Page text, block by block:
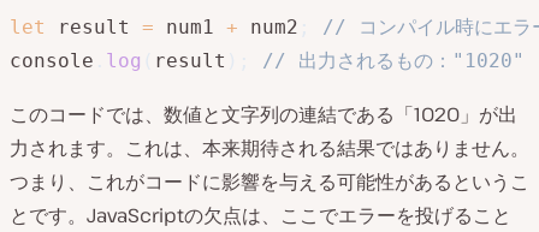
let result = num1 + num2
// コンパイル時にエラ
console
log result // 出力されるもの："1020"
このコードでは、数値と文字列の連結である「1020」が出
力されます。これは、本来期待される結果ではありません。
つまり、これがコードに影響を与える可能性があるというこ
とです。JavaScriptの欠点は、ここでエラーを投げること